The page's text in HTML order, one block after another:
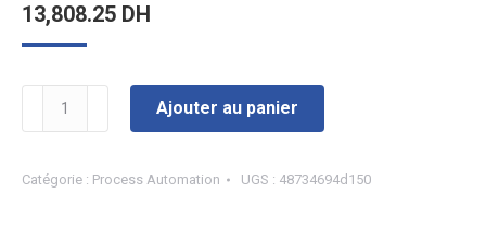
13,808.25 DH
quantité
de
Power
Ajouter au panier
Catégorie : Process Automation UGS : 48734694d150